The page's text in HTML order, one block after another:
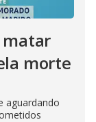
matar
morte
aguardando